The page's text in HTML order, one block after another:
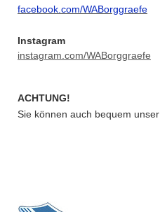
facebook.com/WABorggraefe
Instagram
instagram.com/WABorggraefe
ACHTUNG!
Sie können auch bequem unser